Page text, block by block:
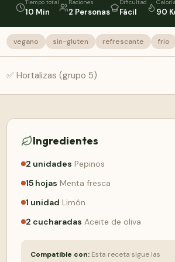
Tiempo total
10 Min
Raciones
2 Personas
Dificultad
Fácil 90
vegano sin-gluten refrescante frio
✅ Hortalizas (grupo 5)
Ingredientes
2 unidades Pepinos
15 hojas Menta fresca
1 unidad Limón
2 cucharadas Aceite de oliva
Compatible con: Esta receta sigue las